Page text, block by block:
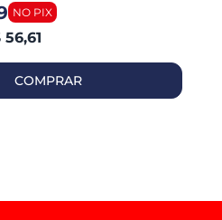
56,61
COMPRAR